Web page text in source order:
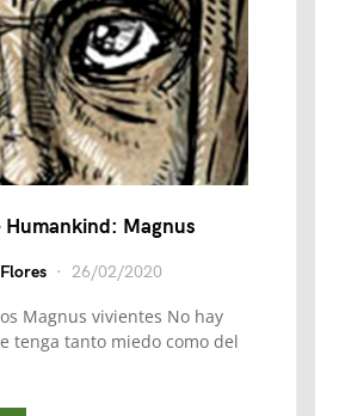
Humankind: Magnus
26/02/2020
Magnus vivientes No hay
tenga tanto miedo como del